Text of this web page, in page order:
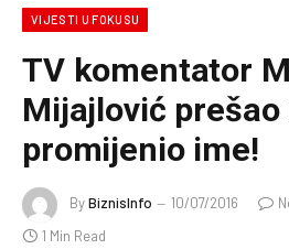
VIJESTI U FOKUSU
TV komentator
Mijajlović prešao
promijenio ime!
ByBiznisInfo 10/07/2016
1 Min Read